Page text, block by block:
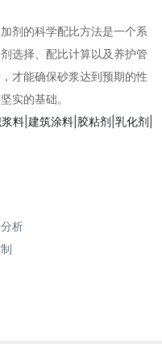
剂的科学配比方法是一个系
选择、配比计算以及养护管
才能确保砂浆达到预期的性
实的基础。
料|建筑涂料|胶粘剂|乳化剂|
析